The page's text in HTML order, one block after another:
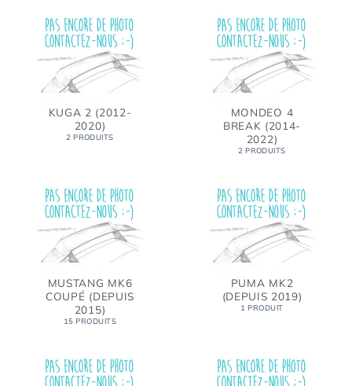
KUGA 2 (2012-
2020)
2 PRODUITS
MONDEO 4
BREAK (2014-
2022)
2 PRODUITS
MUSTANG MK6
COUPÉ (DEPUIS
2015)
15 PRODUITS
PUMA MK2
(DEPUIS 2019)
1 PRODUIT